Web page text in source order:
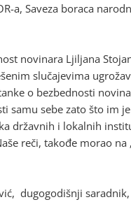
a, Saveza boraca
novinara Ljiljana
slučajevima
o bezbednosti
samu sebe zato što im
državnih i lokalnih
reči, takođe morao na
dugogodišnji